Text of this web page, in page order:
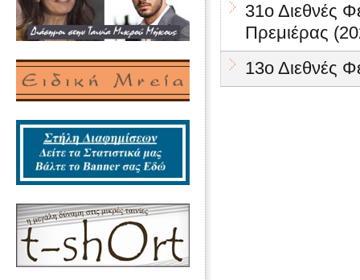
31ο Διεθνές
Πρεμιέρας
13ο Διεθνές